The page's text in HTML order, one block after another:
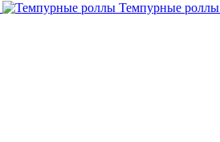
Темпурные роллы